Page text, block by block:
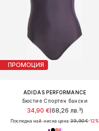
ПРОМОЦИЯ
ADIDAS PERFORMANCE
Бюстие Спортен бански
34,90 €(68,26 лв.³)
Последна най-ниска цена:39,90 €-12%